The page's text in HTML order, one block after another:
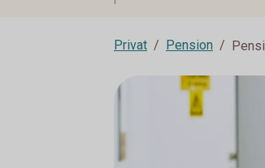
Privat Pension